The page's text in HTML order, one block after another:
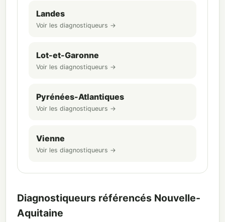
Landes
Voir les diagnostiqueurs →
Lot-et-Garonne
Voir les diagnostiqueurs →
Pyrénées-Atlantiques
Voir les diagnostiqueurs →
Vienne
Voir les diagnostiqueurs →
Diagnostiqueurs référencés Nouvelle-
Aquitaine